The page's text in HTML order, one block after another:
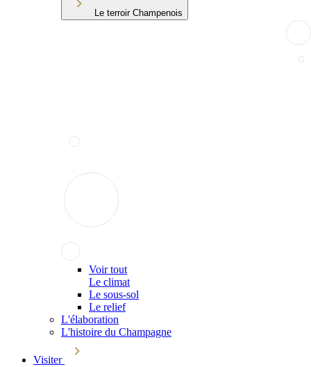
Le terroir Champenois
Voir tout
Le climat
Le sous-sol
Le relief
L'élaboration
L'histoire du Champagne
Visiter